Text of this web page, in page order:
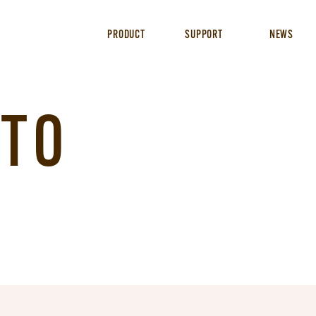
PRODUCT SUPPORT NEWS